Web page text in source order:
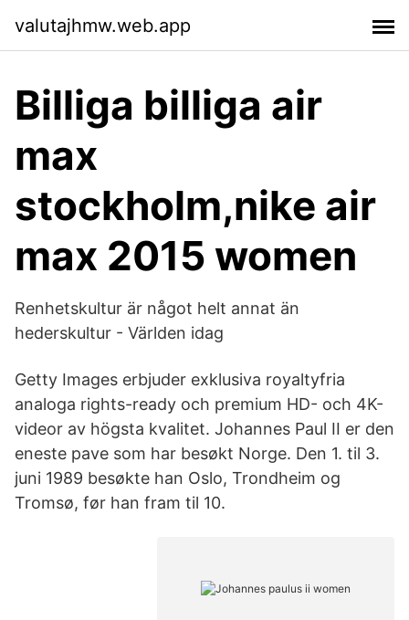
valutajhmw.web.app
Billiga billiga air
max
stockholm,nike air
max 2015 women
Renhetskultur är något helt annat än
hederskultur - Världen idag
Getty Images erbjuder exklusiva royaltyfria
analoga rights-ready och premium HD- och 4K-
videor av högsta kvalitet. Johannes Paul II er den
eneste pave som har besøkt Norge. Den 1. til 3.
juni 1989 besøkte han Oslo, Trondheim og
Tromsø, før han fram til 10.